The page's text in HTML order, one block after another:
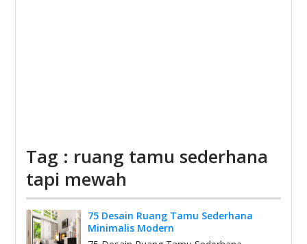
Tag : ruang tamu sederhana
tapi mewah
75 Desain Ruang Tamu Sederhana
Minimalis Modern